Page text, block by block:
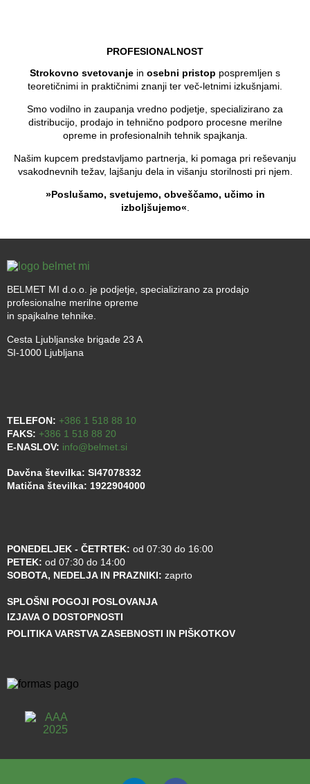
PROFESIONALNOST
Strokovno svetovanje in osebni pristop pospremljen s
teoretičnimi in praktičnimi znanji ter več-letnimi izkušnjami.
Smo vodilno in zaupanja vredno podjetje, specializirano za
distribucijo, prodajo in tehnično podporo procesne merilne
opreme in profesionalnih tehnik spajkanja.
Našim kupcem predstavljamo partnerja, ki pomaga pri reševanju
vsakodnevnih težav, lajšanju dela in višanju storilnosti pri njem.
»Poslušamo, svetujemo, obveščamo, učimo in
izboljšujemo«
BELMET MI d.o.o. je podjetje, specializirano za prodajo
profesionalne merilne opreme
in spajkalne tehnike.
Cesta Ljubljanske brigade 23 A
SI-1000 Ljubljana
TELEFON: +386 1 518 88 10
FAKS: +386 1 518 88 20
E-NASLOV: info@belmet.si
Davčna številka: SI47078332
Matična številka: 1922904000
PONEDELJEK - ČETRTEK: od 07:30 do 16:00
PETEK: od 07:30 do 14:00
SOBOTA, NEDELJA IN PRAZNIKI: zaprto
SPLOŠNI POGOJI POSLOVANJA
IZJAVA O DOSTOPNOSTI
POLITIKA VARSTVA ZASEBNOSTI IN PIŠKOTKOV